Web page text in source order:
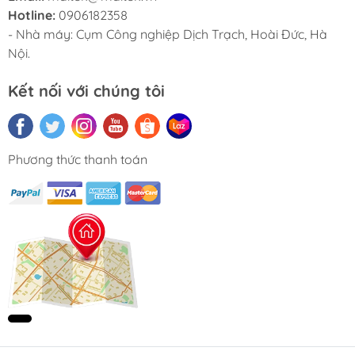
- Tìm các vết nứt và vết lõm nhỏ trong một tổ hợp
TruView ™ ở tốc độ 0,5m / s.
- Đạt hoặc không đạt thiết bị y tế dựa trên sự hiện
diện và vị trí của các bộ phận.
để tìm các ốc vít bị thiếu / thừa và một số điểm
không nhất quán khác.
- Kiểm tra thất bại nếu nội dung của một gói hàng
không như mong đợi.
- Tìm linh kiện giả bên trong điện thoại thông minh
tân trang.
TruView™ Inspector
Efficient quality spot checks.
Hotline: 0906182358
- Nhà máy: Cụm Công nghiệp Dịch Trạch, Hoài Đức, Hà
Nội.
Kết nối với chúng tôi
Phương thức thanh toán